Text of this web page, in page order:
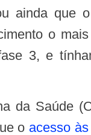
ainda que
o
3, e
o acesso